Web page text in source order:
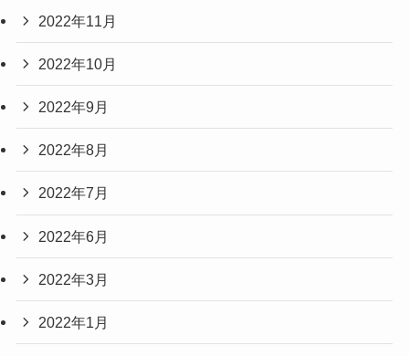
2022年11月
2022年10月
2022年9月
2022年8月
2022年7月
2022年6月
2022年3月
2022年1月